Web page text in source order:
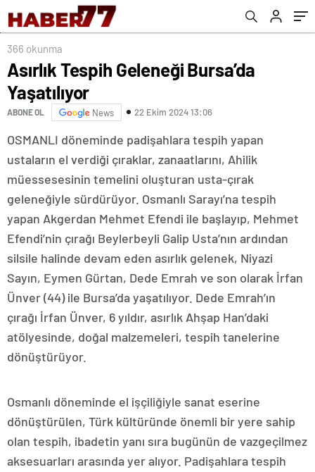
366 okunma
Asırlık Tespih Geleneği Bursa’da
Yaşatılıyor
ABONE OL News 22 Ekim 2024 13:06
OSMANLI döneminde padişahlara tespih yapan
ustaların el verdiği çıraklar, zanaatlarını, Ahilik
müessesesinin temelini oluşturan usta-çırak
geleneğiyle sürdürüyor. Osmanlı Sarayı’na tespih
yapan Akgerdan Mehmet Efendi ile başlayıp, Mehmet
Efendi’nin çırağı Beylerbeyli Galip Usta’nın ardından
silsile halinde devam eden asırlık gelenek, Niyazi
Sayın, Eymen Gürtan, Dede Emrah ve son olarak İrfan
Ünver (44) ile Bursa’da yaşatılıyor. Dede Emrah’ın
çırağı İrfan Ünver, 6 yıldır, asırlık Ahşap Han’daki
atölyesinde, doğal malzemeleri, tespih tanelerine
dönüştürüyor.
Osmanlı döneminde el işçiliğiyle sanat eserine
dönüştürülen, Türk kültüründe önemli bir yere sahip
olan tespih, ibadetin yanı sıra bugünün de vazgeçilmez
aksesuarları arasında yer alıyor. Padişahlara tespih